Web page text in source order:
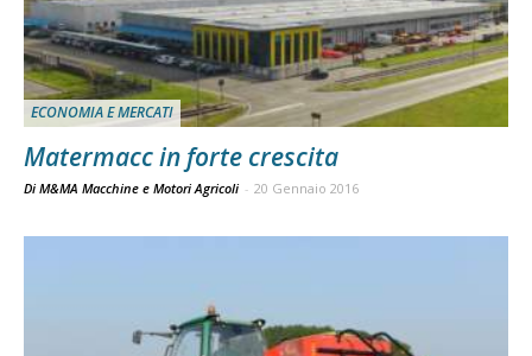
ECONOMIA E MERCATI
Matermacc in forte crescita
Di M&MA Macchine e Motori Agricoli - 20 Gennaio 2016